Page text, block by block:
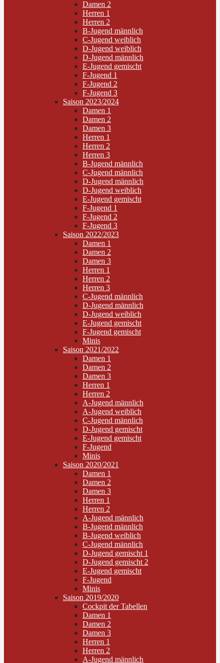
Damen 2
Herren 1
Herren 2
B-Jugend männlich
C-Jugend weiblich
D-Jugend weiblich
D-Jugend männlich
E-Jugend gemischt
F-Jugend 1
F-Jugend 2
F-Jugend 3
Saison 2023/2024
Damen 1
Damen 2
Damen 3
Herren 1
Herren 2
Herren 3
B-Jugend männlich
C-Jugend männlich
D-Jugend männlich
D-Jugend weiblich
E-Jugend gemischt
F-Jugend 1
F-Jugend 2
F-Jugend 3
Saison 2022/2023
Damen 1
Damen 2
Damen 3
Herren 1
Herren 2
Herren 3
C-Jugend männlich
D-Jugend männlich
D-Jugend weiblich
E-Jugend gemischt
F-Jugend gemischt
Minis
Saison 2021/2022
Damen 1
Damen 2
Damen 3
Herren 1
Herren 2
A-Jugend männlich
A-Jugend weiblich
C-Jugend männlich
D-Jugend gemischt
E-Jugend gemischt
F-Jugend
Minis
Saison 2020/2021
Damen 1
Damen 2
Damen 3
Herren 1
Herren 2
A-Jugend männlich
B-Jugend männlich
B-Jugend weiblich
C-Jugend männlich
D-Jugend gemischt 1
D-Jugend gemischt 2
E-Jugend gemischt
F-Jugend
Minis
Saison 2019/2020
Cockpit der Tabellen
Damen 1
Damen 2
Damen 3
Herren 1
Herren 2
A-Jugend männlich